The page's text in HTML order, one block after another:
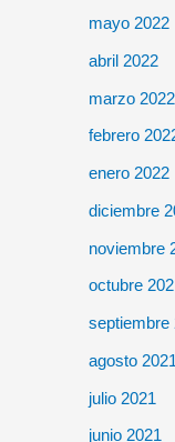
mayo 2022
abril 2022
marzo 2022
febrero
enero 2022
diciembre
noviembre
octubre
septiembre
agosto 2021
julio 2021
junio 2021